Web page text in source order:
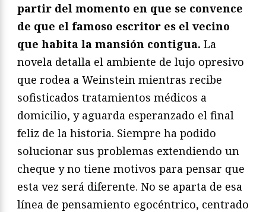
partir del momento en que se convence
de que el famoso escritor es el vecino
que habita la mansión contigua. La
novela detalla el ambiente de lujo opresivo
que rodea a Weinstein mientras recibe
sofisticados tratamientos médicos a
domicilio, y aguarda esperanzado el final
feliz de la historia. Siempre ha podido
solucionar sus problemas extendiendo un
cheque y no tiene motivos para pensar que
esta vez será diferente. No se aparta de esa
línea de pensamiento egocéntrico, centrado